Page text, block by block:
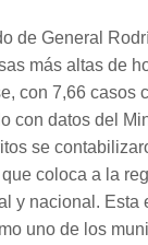
de General
más altas de
con 7,66 casos
con datos del
se
coloca a la
y nacional. Esta
uno de los